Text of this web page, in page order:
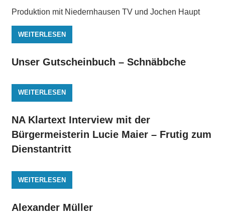
Produktion mit Niedernhausen TV und Jochen Haupt
WEITERLESEN
Unser Gutscheinbuch – Schnäbbche
WEITERLESEN
NA Klartext Interview mit der
Bürgermeisterin Lucie Maier – Frutig zum
Dienstantritt
WEITERLESEN
Alexander Müller